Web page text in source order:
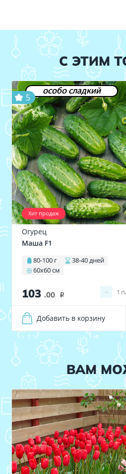
С ЭТИМ
особо сладкий
Хит продаж
5
Огурец
Маша F1
80-100 г
38-40 дней
60х60 см
103 .00 i − 1
Добавить в корзину
ВАМ